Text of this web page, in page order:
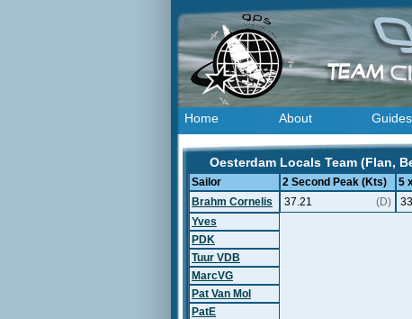
Home About Guides
Oesterdam Locals Team (Flan,
Sailor 2 Second Peak (Kts) 5
Brahm Cornelis
37.21 (D)
Yves
PDK
Tuur VDB
MarcVG
Pat Van Mol
PatE